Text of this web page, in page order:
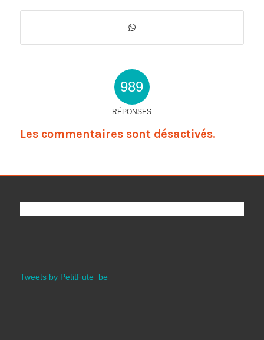
989
RÉPONSES
Les commentaires sont désactivés.
Tweets by PetitFute_be